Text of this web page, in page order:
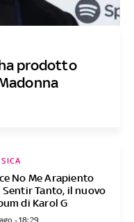
prodotto
No Me Arapiento
Sentir Tanto, il nuovo
di Karol G
- 18:29